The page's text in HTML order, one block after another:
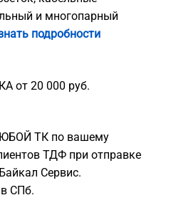
и многопарный
подробности
от 20 000 руб.
ТК по вашему
ТДФ при отправке
Сервис.
СПб.